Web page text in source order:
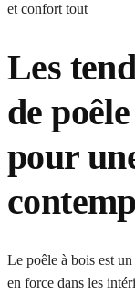
et confort tout
Les
de
pour
Le poêle à bois est
en force dans les